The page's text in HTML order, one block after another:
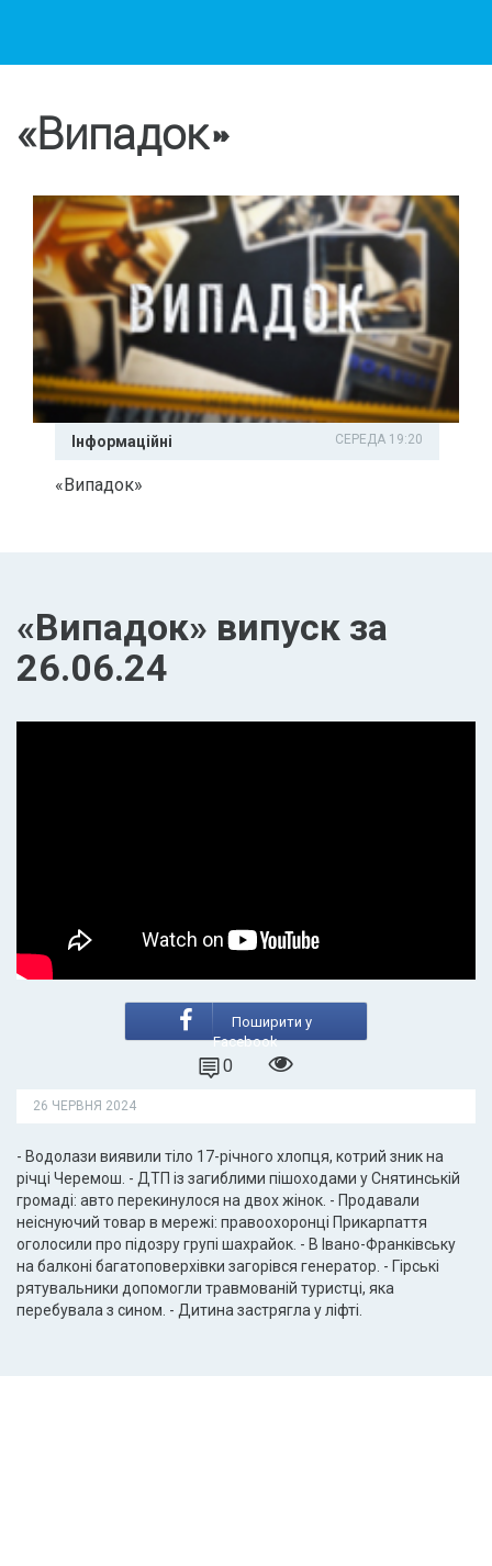
«Випадок»
Інформаційні СЕРЕДА 19:20
«Випадок»
«Випадок» випуск за
26.06.24
Поширити у
Facebook
0
26 ЧЕРВНЯ 2024
- Водолази виявили тіло 17-річного хлопця, котрий зник на
річці Черемош. - ДТП із загиблими пішоходами у Снятинській
громаді: авто перекинулося на двох жінок. - Продавали
неіснуючий товар в мережі: правоохоронці Прикарпаття
оголосили про підозру групі шахрайок. - В Івано-Франківську
на балконі багатоповерхівки загорівся генератор. - Гірські
рятувальники допомогли травмованій туристці, яка
перебувала з сином. - Дитина застрягла у ліфті.